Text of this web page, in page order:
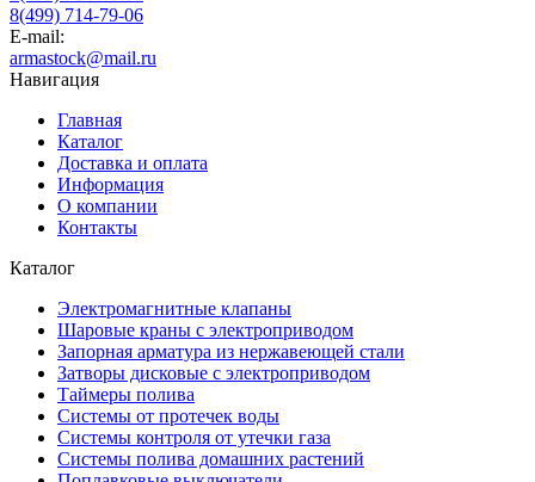
8(499) 714-79-06
E-mail:
armastock@mail.ru
Навигация
Главная
Каталог
Доставка и оплата
Информация
О компании
Контакты
Каталог
Электромагнитные клапаны
Шаровые краны с электроприводом
Запорная арматура из нержавеющей стали
Затворы дисковые с электроприводом
Таймеры полива
Системы от протечек воды
Системы контроля от утечки газа
Системы полива домашних растений